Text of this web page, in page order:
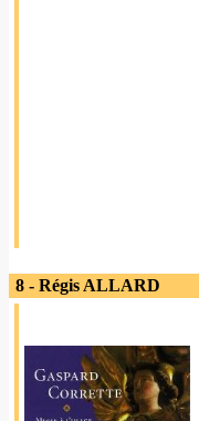
8 - Régis ALLARD